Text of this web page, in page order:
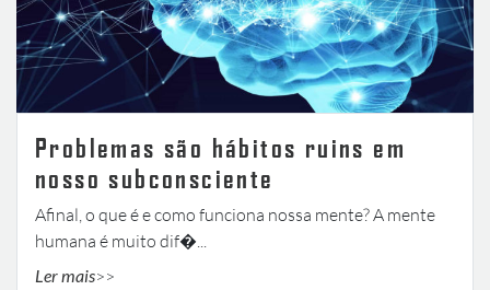
Problemas são hábitos ruins em
nosso subconsciente
Afinal, o que é e como funciona nossa mente? A mente
humana é muito dif�...
Ler mais